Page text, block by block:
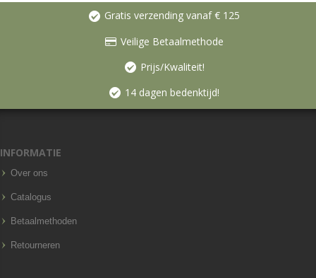
Gratis verzending vanaf € 125
Veilige Betaalmethode
Prijs/Kwaliteit!
14 dagen bedenktijd!
INFORMATIE
Over ons
Catalogus
Betaalmethoden
Retourneren